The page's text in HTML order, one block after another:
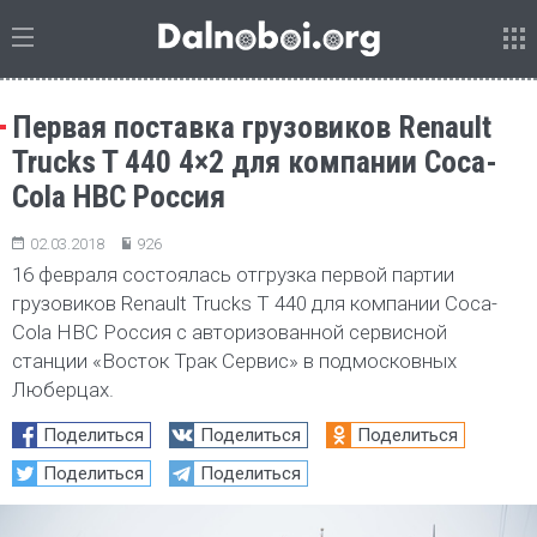
Первая поставка грузовиков Renault
Trucks T 440 4×2 для компании Coca-
Cola HBC Россия
02.03.2018 926
16 февраля состоялась отгрузка первой партии
грузовиков Renault Trucks T 440 для компании Coca-
Cola HBС Россия с авторизованной сервисной
станции «Восток Трак Сервис» в подмосковных
Люберцах.
Поделиться Поделиться
Поделиться
Поделиться
Поделиться